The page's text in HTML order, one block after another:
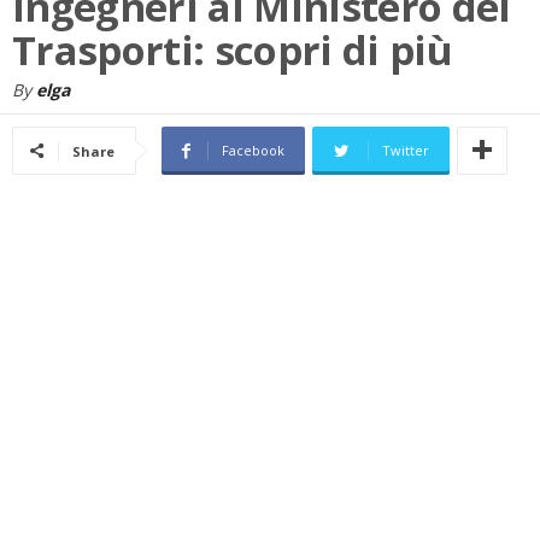
Trasporti: scopri di più
By elga
Share Facebook Twitter